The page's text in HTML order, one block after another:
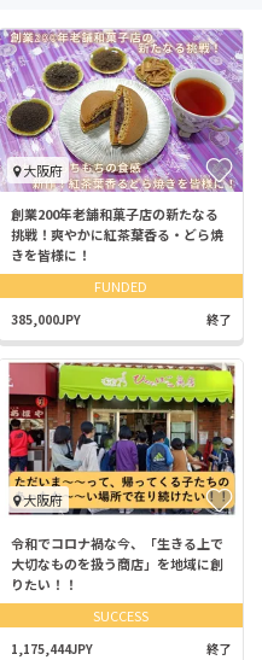
大阪府
創業200年老舗和菓子店の新たなる
挑戦！爽やかに紅茶葉香る・どら焼
きを皆様に！
FUNDED
385,000JPY 終了
大阪府
令和でコロナ禍な今、「生きる上で
大切なものを扱う商店」を地域に創
りたい！！
SUCCESS
1,175,444JPY 終了